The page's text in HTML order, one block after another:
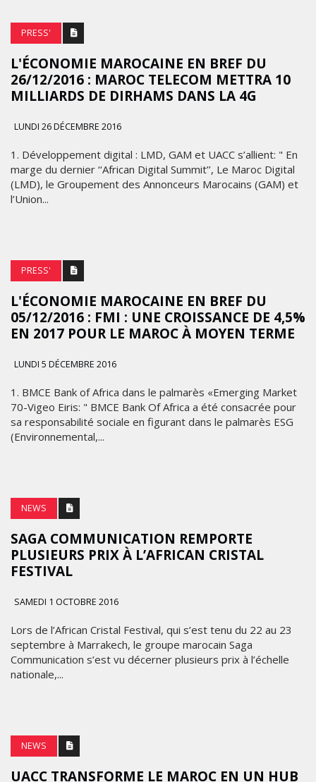
PRESS'
L'ÉCONOMIE MAROCAINE EN BREF DU
26/12/2016 : MAROC TELECOM METTRA 10
MILLIARDS DE DIRHAMS DANS LA 4G
LUNDI 26 DÉCEMBRE 2016
1. Développement digital : LMD, GAM et UACC s’allient: " En
marge du dernier ‘‘African Digital Summit’’, Le Maroc Digital
(LMD), le Groupement des Annonceurs Marocains (GAM) et
l’Union...
PRESS'
L'ÉCONOMIE MAROCAINE EN BREF DU
05/12/2016 : FMI : UNE CROISSANCE DE 4,5%
EN 2017 POUR LE MAROC À MOYEN TERME
LUNDI 5 DÉCEMBRE 2016
1. BMCE Bank of Africa dans le palmarès «Emerging Market
70-Vigeo Eiris: " BMCE Bank Of Africa a été consacrée pour
sa responsabilité sociale en figurant dans le palmarès ESG
(Environnemental,...
NEWS
SAGA COMMUNICATION REMPORTE
PLUSIEURS PRIX À L’AFRICAN CRISTAL
FESTIVAL
SAMEDI 1 OCTOBRE 2016
Lors de l’African Cristal Festival, qui s’est tenu du 22 au 23
septembre à Marrakech, le groupe marocain Saga
Communication s’est vu décerner plusieurs prix à l’échelle
nationale,...
NEWS
UACC TRANSFORME LE MAROC EN UN HUB